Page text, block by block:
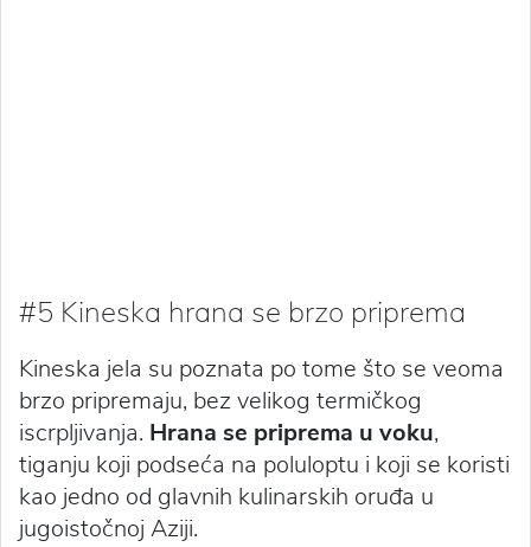
#5 Kineska hrana se brzo priprema
Kineska jela su poznata po tome što se veoma
brzo pripremaju, bez velikog termičkog
iscrpljivanja. Hrana se priprema u voku,
tiganju koji podseća na poluloptu i koji se koristi
kao jedno od glavnih kulinarskih oruđa u
jugoistočnoj Aziji.